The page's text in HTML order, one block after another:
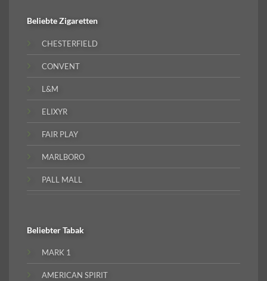
BeliebteZigaretten
CHESTERFIELD
CONVENT
L&M
ELIXYR
FAIR PLAY
MARLBORO
PALL MALL
BeliebterTabak
MARK 1
AMERICAN SPIRIT